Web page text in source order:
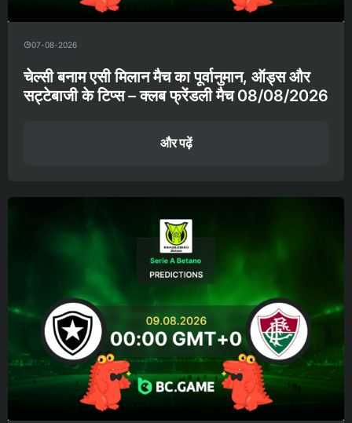
07-08-2026
चेल्सी बनाम एसी मिलान मैच का पूर्वानुमान, ऑड्स और
सट्टेबाजी के टिप्स – क्लब फ्रेंडली मैच 08/08/2026
और पढ़ें